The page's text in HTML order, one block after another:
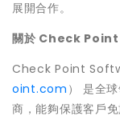
展開合作。
關於 Check
Check Point
oint.com ） 是全
商，能夠保護客戶